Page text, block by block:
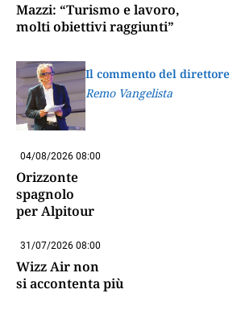
Mazzi: “Turismo e lavoro,
molti obiettivi raggiunti”
Il commento del direttore
Remo Vangelista
04/08/2026 08:00
Orizzonte
spagnolo
per Alpitour
31/07/2026 08:00
Wizz Air non
si accontenta più